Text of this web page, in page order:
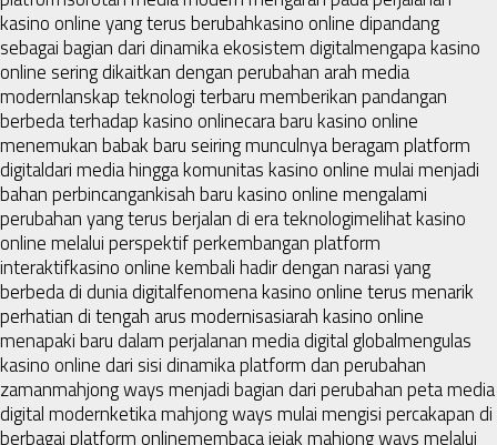
kasino online yang terus berubahkasino online dipandang
sebagai bagian dari dinamika ekosistem digitalmengapa kasino
online sering dikaitkan dengan perubahan arah media
modernlanskap teknologi terbaru memberikan pandangan
berbeda terhadap kasino onlinecara baru kasino online
menemukan babak baru seiring munculnya beragam platform
digitaldari media hingga komunitas kasino online mulai menjadi
bahan perbincangankisah baru kasino online mengalami
perubahan yang terus berjalan di era teknologimelihat kasino
online melalui perspektif perkembangan platform
interaktifkasino online kembali hadir dengan narasi yang
berbeda di dunia digitalfenomena kasino online terus menarik
perhatian di tengah arus modernisasiarah kasino online
menapaki baru dalam perjalanan media digital globalmengulas
kasino online dari sisi dinamika platform dan perubahan
zamanmahjong ways menjadi bagian dari perubahan peta media
digital modernketika mahjong ways mulai mengisi percakapan di
berbagai platform onlinemembaca jejak mahjong ways melalui